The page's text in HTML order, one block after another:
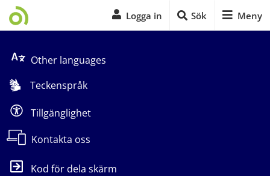
Logga in Sök Meny
Other languages
Teckenspråk
Tillgänglighet
Kontakta oss
Kod för dela skärm